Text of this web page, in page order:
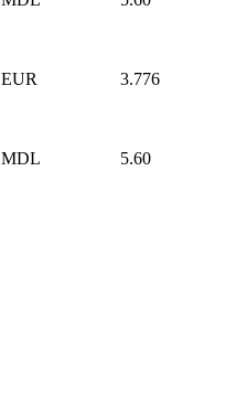
EUR 3.776
MDL 5.60